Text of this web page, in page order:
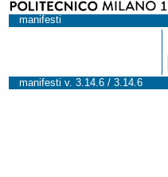
manifesti
manifesti v. 3.14.6 / 3.14.6